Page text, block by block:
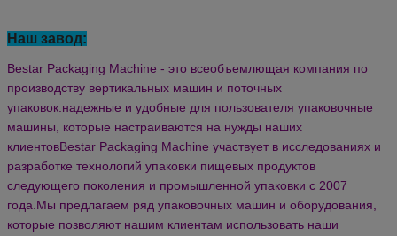
Наш завод:
Bestar Packaging Machine - это всеобъемлющая компания по
производству вертикальных машин и поточных
упаковок.надежные и удобные для пользователя упаковочные
машины, которые настраиваются на нужды наших
клиентовBestar Packaging Machine участвует в исследованиях и
разработке технологий упаковки пищевых продуктов
следующего поколения и промышленной упаковки с 2007
года.Мы предлагаем ряд упаковочных машин и оборудования,
которые позволяют нашим клиентам использовать наши